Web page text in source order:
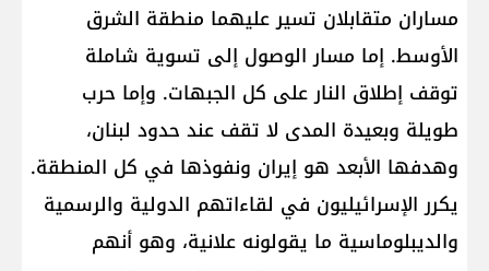
مساران متقابلان تسير عليهما منطقة الشرق
الأوسط. إما مسار الوصول إلى تسوية شاملة
توقف إطلاق النار على كل الجبهات. وإما حرب
طويلة وبعيدة المدى لا تقف عند حدود لبنان،
وهدفها الأبعد هو إيران ونفوذها في كل المنطقة.
يكرر الإسرائيليون في لقاءاتهم الدولية والرسمية
والديبلوماسية ما يقولونه علانية، وهو أنهم